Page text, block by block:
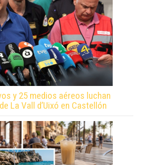
y 25 medios aéreos luchan
La Vall d’Uixó en Castellón